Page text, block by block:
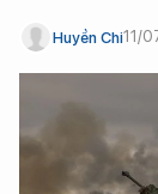
Huyền Chi11/